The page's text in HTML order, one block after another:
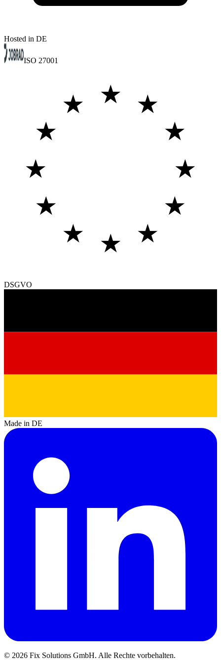
Hosted in DE
ISO 27001
★ ★
★
★
★
★
★
★
★
★
★
★
DSGVO
Made in DE
© 2026 Fix Solutions GmbH. Alle Rechte vorbehalten.